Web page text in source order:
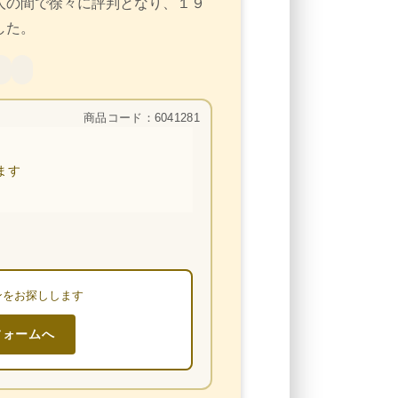
間で徐々に評判となり、１９
。
商品コード：6041281
す
お探しします
ームへ